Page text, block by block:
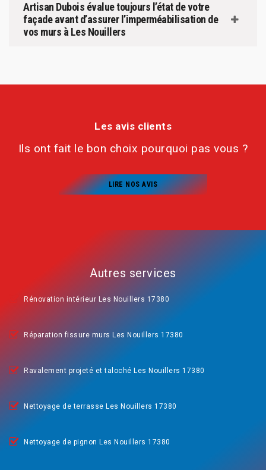
Artisan Dubois évalue toujours l’état de votre
façade avant d’assurer l’imperméabilisation de
vos murs à Les Nouillers
Les avis clients
Ils ont fait le bon choix pourquoi pas vous ?
LIRE NOS AVIS
Autres services
Rénovation intérieur Les Nouillers 17380
Réparation fissure murs Les Nouillers 17380
Ravalement projeté et taloché Les Nouillers 17380
Nettoyage de terrasse Les Nouillers 17380
Nettoyage de pignon Les Nouillers 17380